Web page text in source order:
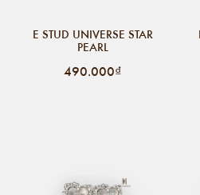
E STUD UNIVERSE STAR
PEARL
490.000₫